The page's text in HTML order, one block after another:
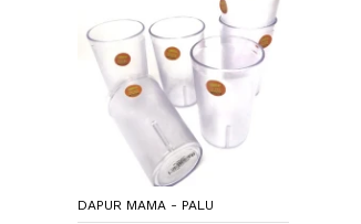
DAPUR MAMA - PALU